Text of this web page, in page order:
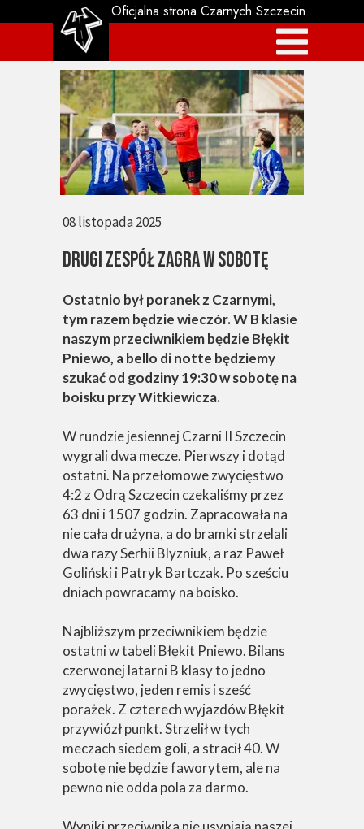
Ostatnio był poranek z Czarnymi,
tym razem będzie wieczór. W B klasie
naszym przeciwnikiem będzie Błękit
Pniewo, a bello di notte będziemy
szukać od godziny 19:30 w sobotę na
boisku przy Witkiewicza.
W rundzie jesiennej Czarni II Szczecin
wygrali dwa mecze. Pierwszy i dotąd
ostatni. Na przełomowe zwycięstwo
4:2 z Odrą Szczecin czekaliśmy przez
63 dni i 1507 godzin. Zapracowała na
nie cała drużyna, a do bramki strzelali
dwa razy Serhii Blyzniuk, a raz Paweł
Goliński i Patryk Bartczak. Po sześciu
dniach powracamy na boisko.
Najbliższym przeciwnikiem będzie
ostatni w tabeli Błękit Pniewo. Bilans
czerwonej latarni B klasy to jedno
zwycięstwo, jeden remis i sześć
porażek. Z czterech wyjazdów Błękit
przywiózł punkt. Strzelił w tych
meczach siedem goli, a stracił 40. W
sobotę nie będzie faworytem, ale na
pewno nie odda pola za darmo.
DRUGI ZESPÓŁ ZAGRA W SOBOTĘ
08 listopada 2025
Oficjalna strona Czarnych Szczecin